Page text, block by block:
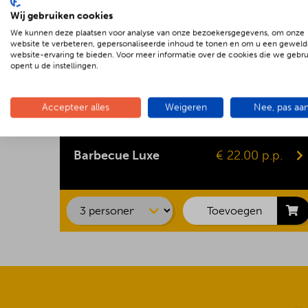
Barbecue Luxe € 22.00 p.p.
Shaslick
Toevoegen
Wij gebruiken cookies
We kunnen deze plaatsen voor analyse van onze bezoekersgegevens, om onze
website te verbeteren, gepersonaliseerde inhoud te tonen en om u een
website-ervaring te bieden. Voor meer informatie over de cookies die we
opent u de instellingen.
Accepteer alles Weigeren Nee, pas